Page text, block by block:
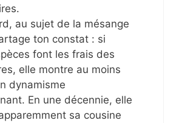
au sujet de la mésange
ton constat : si
font les frais des
elle montre au moins
dynamisme
En une décennie, elle
sa cousine